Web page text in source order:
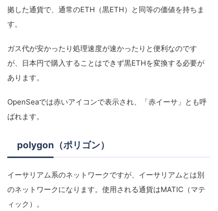
拠した通貨で、通常のETH（黒ETH）と同等の価値を持ちま
す。
ガス代が安かったり処理速度が速かったりと便利なのです
が、日本円で購入することはできず黒ETHを変換する必要が
あります。
OpenSeaでは赤いアイコンで表示され、「赤イーサ」とも呼
ばれます。
polygon（ポリゴン）
イーサリアム系のネットワークですが、イーサリアムとは別
のネットワークになります。使用される通貨はMATIC（マテ
ィック）。